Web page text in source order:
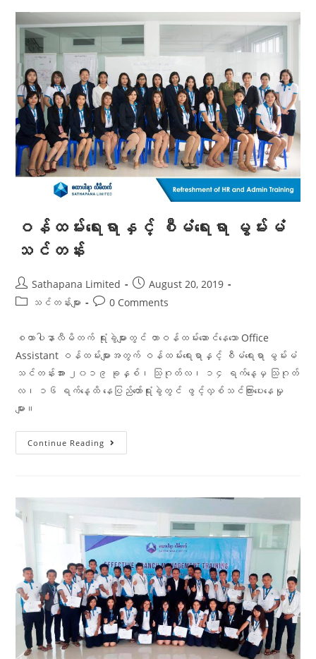
ဝန်ထမ်းရေးရာနှင့် စီမံရေးရာ မွမ်းမံ
သင်တန်း
Sathapana Limited
August 20, 2019
သင်တန်းများ
0 Comments
စထာပါနာလီမိတက် ရုံးခွဲများတွင် တာဝန်ထမ်းဆောင်နေသော Office
Assistant ဝန်ထမ်းများအတွက် ဝန်ထမ်းရေးရာနှင့် စီမံရေးရာ မွမ်းမံ
သင်တန်းအား ၂၀၁၉ ခုနှစ်၊ သြဂုတ်လ၊ ၁၄ ရက်နေ့မှ သြဂုတ်
လ၊ ၁၆ ရက်နေ့ထိ နေပြည်တော်ရုံးခွဲတွင် ဖွင့်လှစ်သင်ကြားပေးနေမှု
များ။
Continue Reading